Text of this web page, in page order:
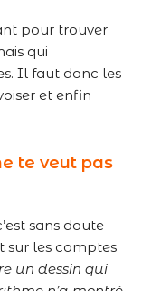
pour trouver
qui
Il faut donc les
et enfin
te veut pas
sans doute
sur les comptes
un dessin qui